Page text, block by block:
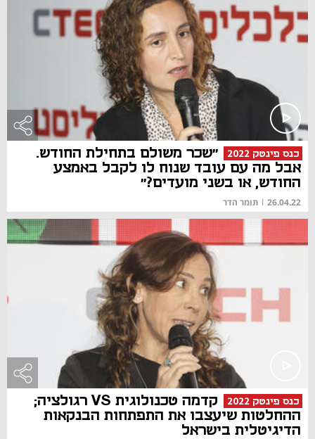
כנס פינטק 2022
״שכר משולם בתחילת החודש.
אבל מה עם עובד שנוח לו לקבל באמצע
החודש, או בשני מועדים?״
26.04.22
| תומר הדר
כנס פינטק 2022
קדמה טכנולוגית VS רגולציה;
ההחלטות שיעצבו את התפתחות הבנקאות
הדיגיטלית בישראל